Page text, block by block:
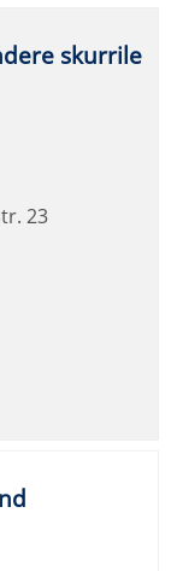
skurrile
23